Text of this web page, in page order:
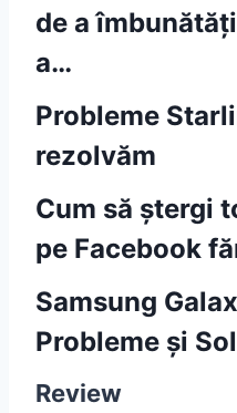
de a
a…
Probleme
rezolvăm
Cum să ștergi
pe Facebook
Samsung
Probleme și
Review